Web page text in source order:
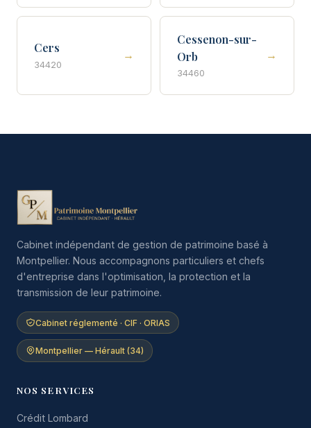
Cers
34420
→
Cessenon-sur-
Orb
34460
→
Cabinet indépendant de gestion de patrimoine basé à
Montpellier. Nous accompagnons particuliers et chefs
d'entreprise dans l'optimisation, la protection et la
transmission de leur patrimoine.
Cabinet réglementé · CIF · ORIAS
Montpellier — Hérault (34)
NOS SERVICES
Crédit Lombard